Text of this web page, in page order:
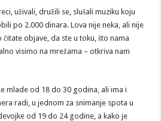
uživali, družili se, slušali muziku koju
po 2.000 dinara. Lova nije neka, ali nije
objave, da ste u toku, što nama
visimo na mrežama – otkriva nam
mlade od 18 do 30 godina, ali ima i
radi, u jednom za snimanje spota u
od 19 do 24 godine, a kako je